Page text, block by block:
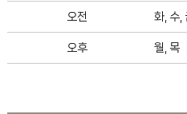
오전 화, 수,
오후 월, 목